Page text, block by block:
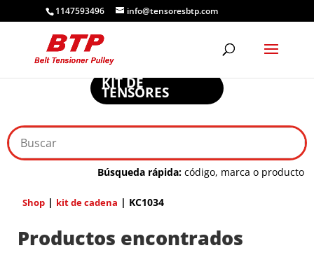
1147593496 info@tensoresbtp.com
KIT DE
TENSORES
Búsqueda rápida: código, marca o producto
Shop | kit de cadena | KC1034
Productos encontrados